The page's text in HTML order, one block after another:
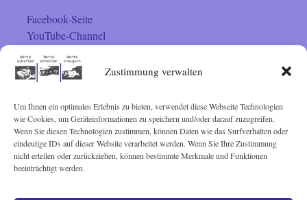
Zustimmung verwalten
Um Ihnen ein optimales Erlebnis zu bieten, verwendet diese Webseite Technologien
wie Cookies, um Geräteinformationen zu speichern und/oder darauf zuzugreifen.
Wenn Sie diesen Technologien zustimmen, können Daten wie das Surfverhalten oder
eindeutige IDs auf dieser Website verarbeitet werden. Wenn Sie Ihre Zustimmung
nicht erteilen oder zurückziehen, können bestimmte Merkmale und Funktionen
beeinträchtigt werden.
Facebook-Seite
YouTube-Channel
Besucher
Sie sind seit 01.02.2001 der